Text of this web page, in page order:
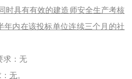
时具有有效的建造师安全生产考核
年内在该投标单位连续三个月的社
求：无
无。